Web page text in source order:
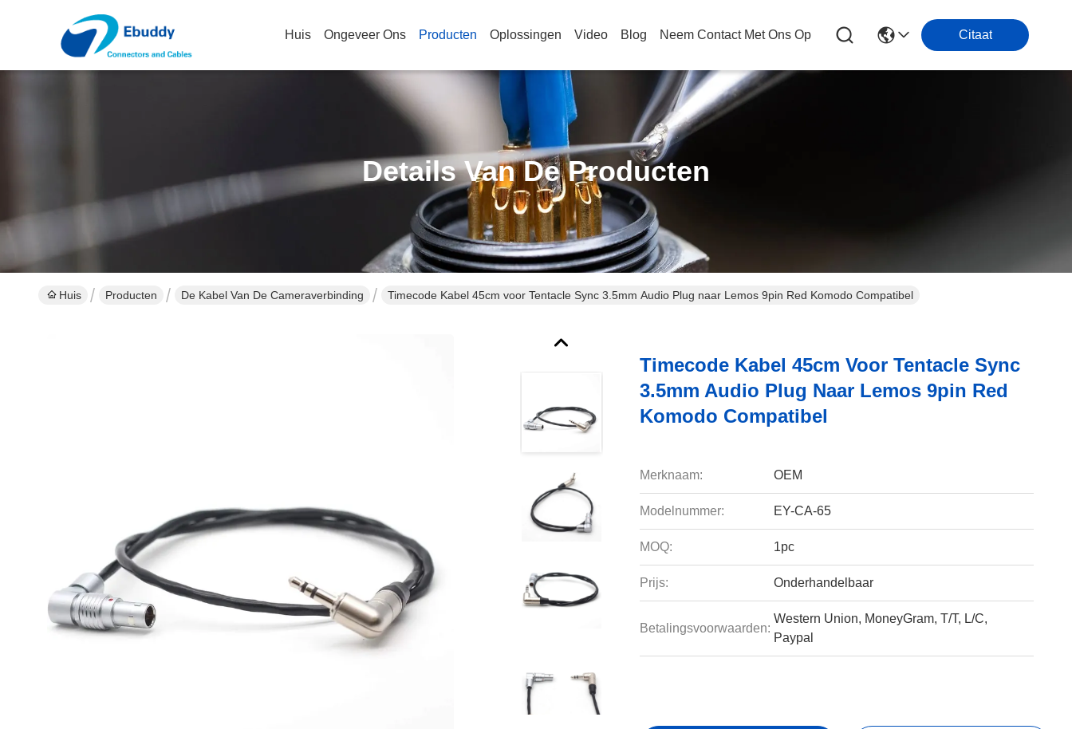
Huis Ongeveer Ons Producten Oplossingen Video Blog Neem Contact Met Ons Op Citaat
Details Van De Producten
Huis Producten De Kabel Van De Cameraverbinding Timecode Kabel 45cm voor Tentacle Sync 3.5mm Audio Plug naar Lemos 9pin Red Komodo Compatibel
Timecode Kabel 45cm Voor Tentacle Sync
3.5mm Audio Plug Naar Lemos 9pin Red
Komodo Compatibel
Merknaam: OEM
Modelnummer: EY-CA-65
MOQ: 1pc
Prijs: Onderhandelbaar
Betalingsvoorwaarden:
Western Union, MoneyGram, T/T, L/C,
Paypal